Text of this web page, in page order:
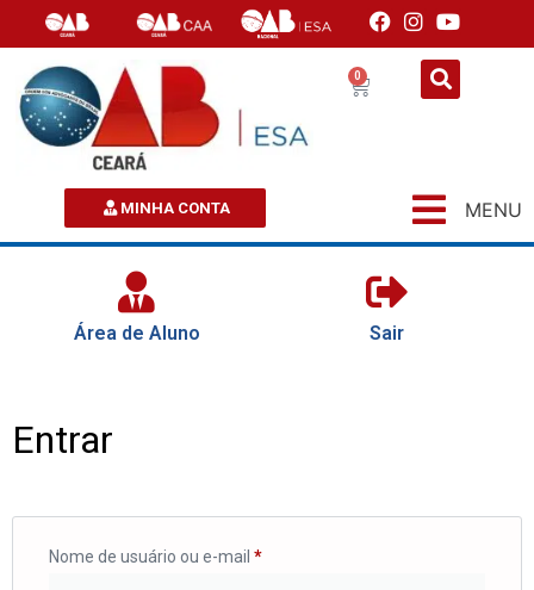
0
MINHA CONTA MENU
Área de Aluno Sair
Entrar
Nome de usuário ou e-mail *